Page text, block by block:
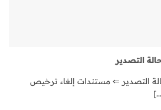
التصدير
التصدير ⇐ مستندات إلغاء ترخيص